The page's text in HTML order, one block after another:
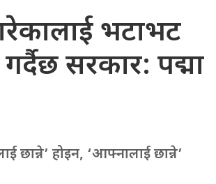
भटाभट
सरकार: पद्मा
छान्ने’ होइन, ‘आफ्नालाई छान्ने’